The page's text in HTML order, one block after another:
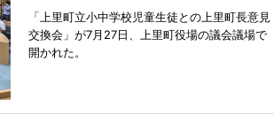
「上里町立小中学校児童生徒との上里町長意見
交換会」が7月27日、上里町役場の議会議場で
開かれた。